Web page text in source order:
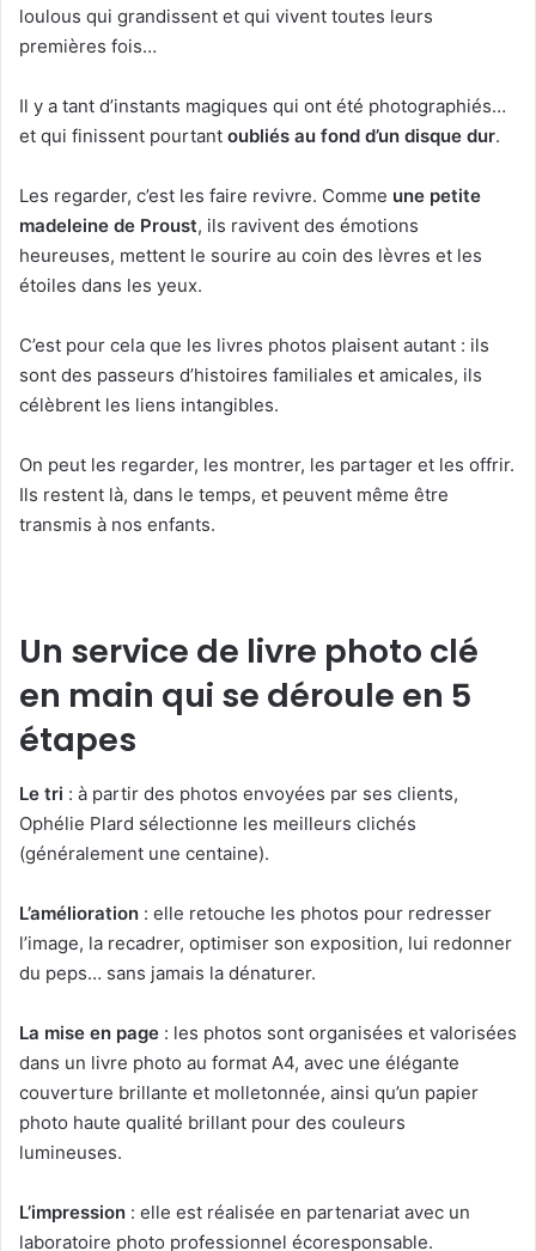
loulous qui grandissent et qui vivent toutes leurs
premières fois…
Il y a tant d’instants magiques qui ont été photographiés…
et qui finissent pourtant oubliés au fond d’un disque dur.
Les regarder, c’est les faire revivre. Comme une petite
madeleine de Proust, ils ravivent des émotions
heureuses, mettent le sourire au coin des lèvres et les
étoiles dans les yeux.
C’est pour cela que les livres photos plaisent autant : ils
sont des passeurs d’histoires familiales et amicales, ils
célèbrent les liens intangibles.
On peut les regarder, les montrer, les partager et les offrir.
Ils restent là, dans le temps, et peuvent même être
transmis à nos enfants.
Un service de livre photo clé
en main qui se déroule en 5
étapes
Le tri : à partir des photos envoyées par ses clients,
Ophélie Plard sélectionne les meilleurs clichés
(généralement une centaine).
L’amélioration : elle retouche les photos pour redresser
l’image, la recadrer, optimiser son exposition, lui redonner
du peps… sans jamais la dénaturer.
La mise en page : les photos sont organisées et valorisées
dans un livre photo au format A4, avec une élégante
couverture brillante et molletonnée, ainsi qu’un papier
photo haute qualité brillant pour des couleurs
lumineuses.
L’impression : elle est réalisée en partenariat avec un
laboratoire photo professionnel écoresponsable.